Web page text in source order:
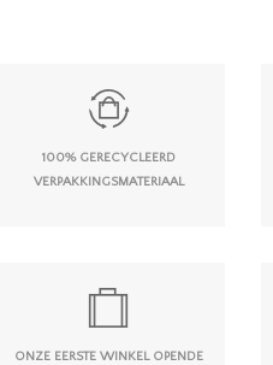
100% GERECYCLEERD
VERPAKKINGSMATERIAAL
ONZE EERSTE WINKEL OPENDE